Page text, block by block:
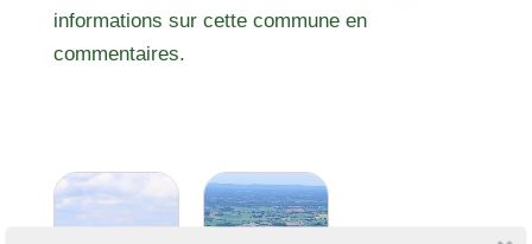
informations sur cette commune en
commentaires.